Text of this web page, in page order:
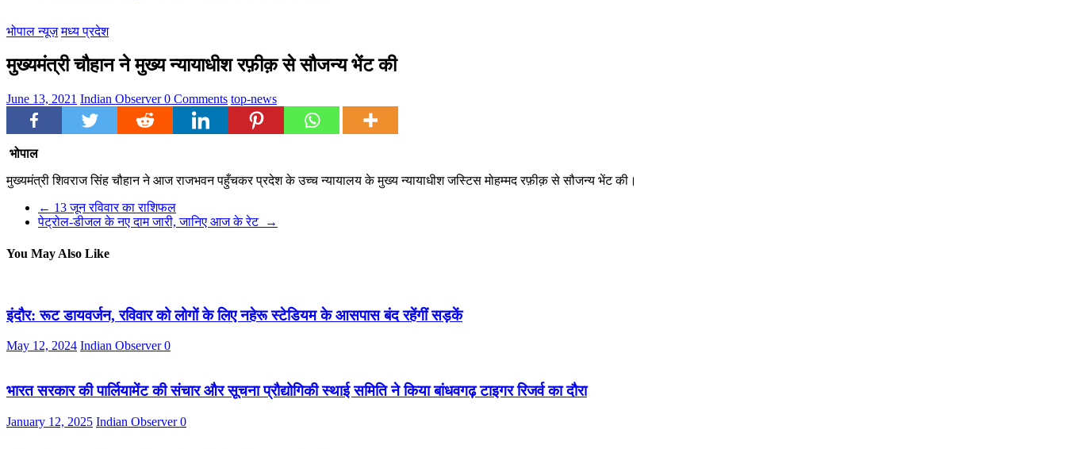
भोपाल न्यूज़ मध्य प्रदेश
मुख्यमंत्री चौहान ने मुख्य न्यायाधीश रफ़ीक़ से सौजन्य भेंट की
June 13, 2021 Indian Observer0 Comments top-news
भोपाल
मुख्यमंत्री शिवराज सिंह चौहान ने आज राजभवन पहुँचकर प्रदेश के उच्च न्यायालय के मुख्य न्यायाधीश जस्टिस मोहम्मद रफ़ीक़ से सौजन्य भेंट की।
← 13 जून रविवार का राशिफल
पेट्रोल-डीजल के नए दाम जारी, जानिए आज के रेट →
You May Also Like
इंदौर: रूट डायवर्जन, रविवार को लोगों के लिए नहेरू स्टेडियम के आसपास बंद रहेंगीं सड़कें
May 12, 2024 Indian Observer0
भारत सरकार की पार्लियामेंट की संचार और सूचना प्रौद्योगिकी स्थाई समिति ने किया बांधवगढ़ टाइगर रिजर्व का दौरा
January 12, 2025 Indian Observer0